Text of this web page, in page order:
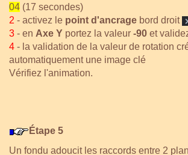
04 (17 secondes)
2 - activez le point d'ancrage bord droit
3 - en Axe Y portez la valeur -90 et
4 - la validation de la valeur de rotation
automatiquement une image clé
Vérifiez l'animation.
Étape 5
Un fondu adoucit les raccords entre 2